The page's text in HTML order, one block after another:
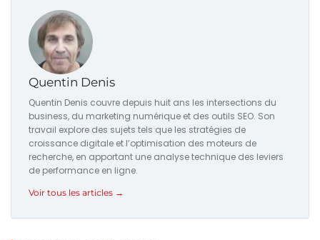
Quentin Denis
Quentin Denis couvre depuis huit ans les intersections du
business, du marketing numérique et des outils SEO. Son
travail explore des sujets tels que les stratégies de
croissance digitale et l’optimisation des moteurs de
recherche, en apportant une analyse technique des leviers
de performance en ligne.
Voir tous les articles →